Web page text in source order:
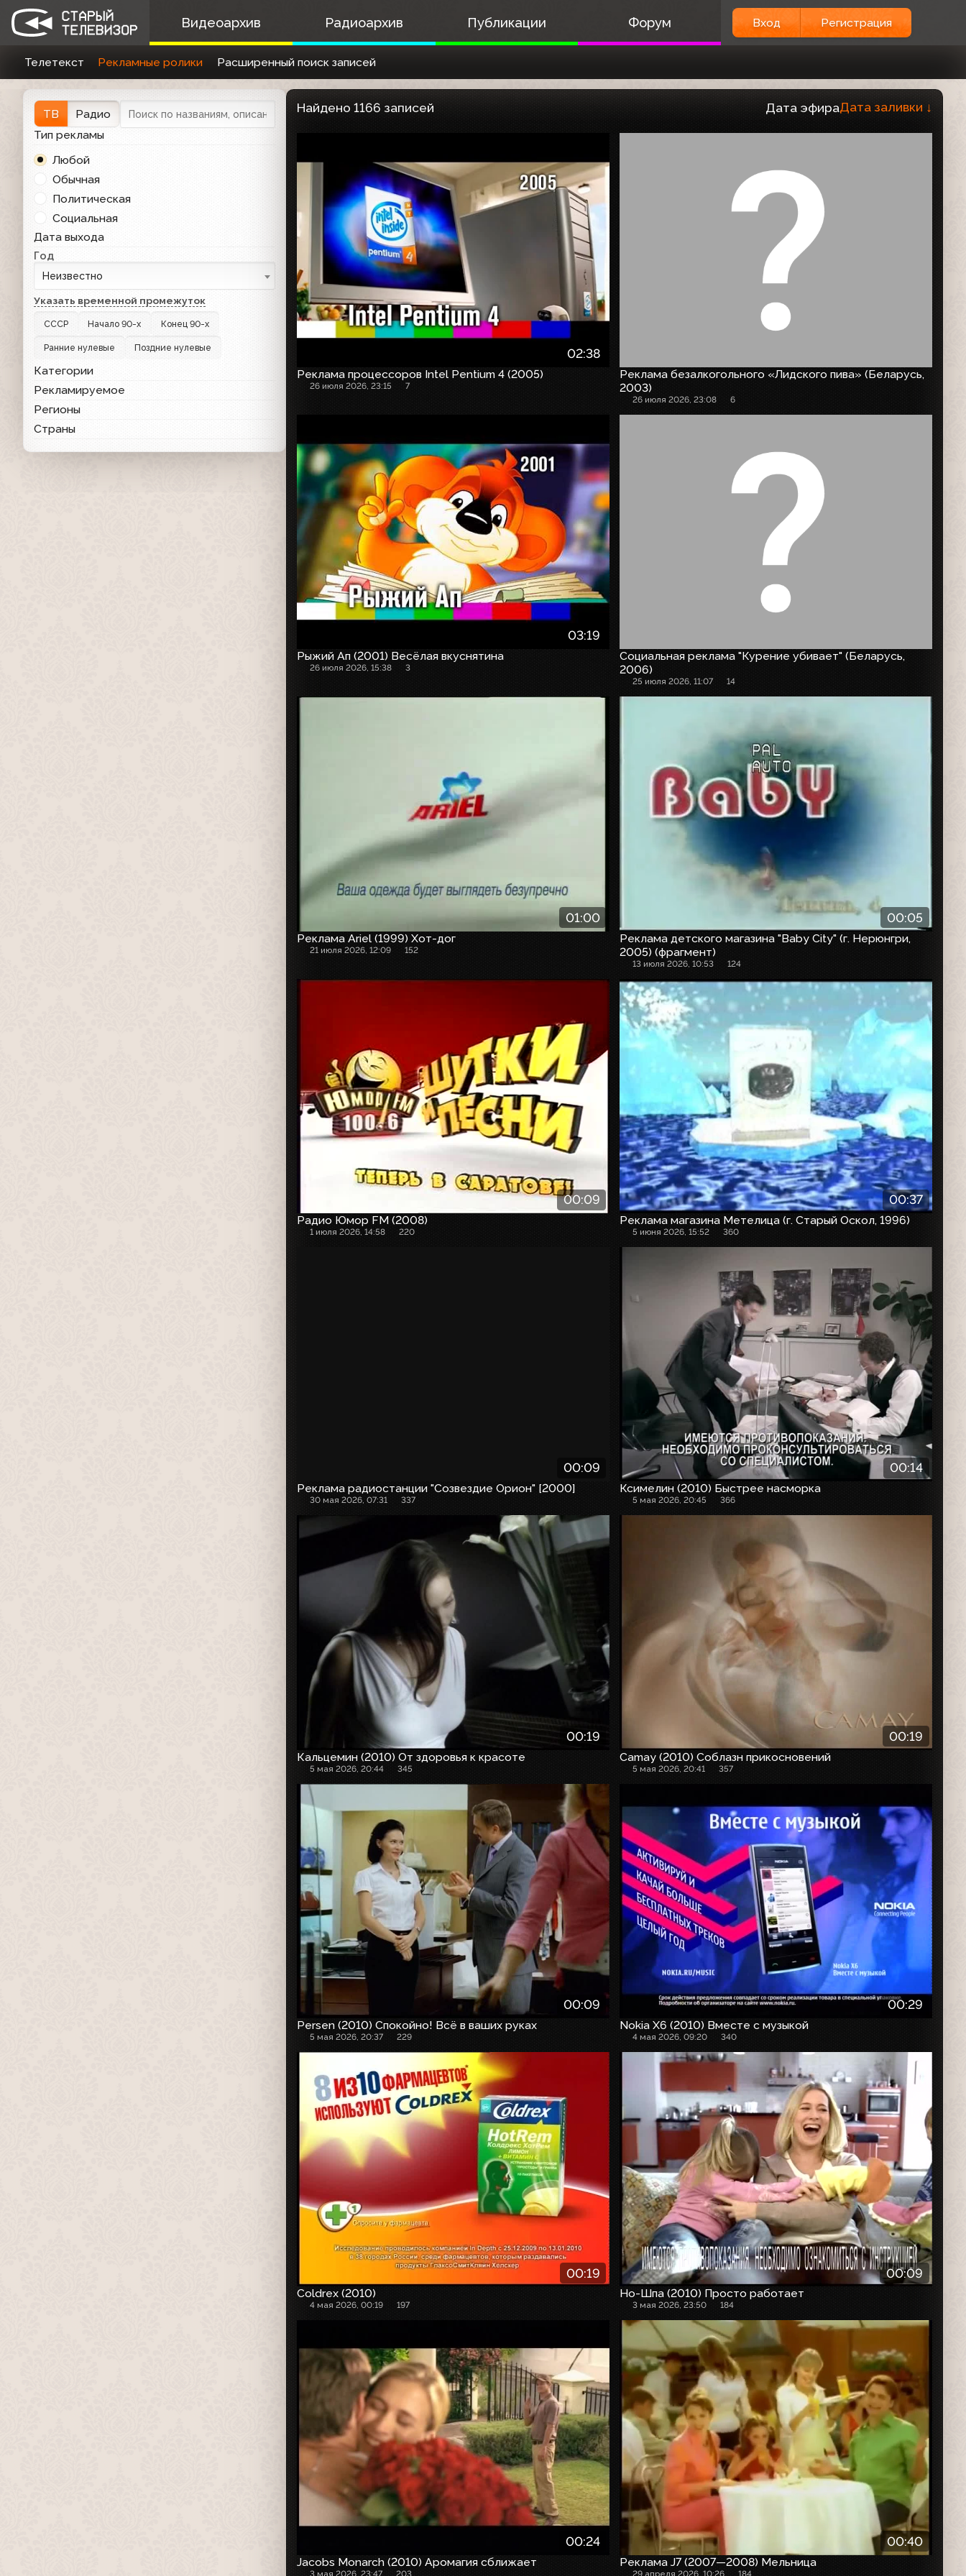
Видеоархив Радиоархив Публикации Форум Вход Регистрация
Телетекст Рекламные ролики Расширенный поиск записей
ТВ
Радио
Тип рекламы
Любой
Обычная
Политическая
Социальная
Дата выхода
Год
Неизвестно
Указать временной промежуток
СССР Начало 90-х Конец 90-х
Ранние нулевые Поздние нулевые
Категории
Рекламируемое
Регионы
Страны
Найдено 1166 записей Дата эфираДата заливки ↓
02:38
Реклама процессоров Intel Pentium 4 (2005)
26 июля 2026, 23:15 7
Реклама безалкогольного «Лидского пива» (Беларусь,
2003)
26 июля 2026, 23:08 6
03:19
Рыжий Ап (2001) Весёлая вкуснятина
26 июля 2026, 15:38 3
Социальная реклама "Курение убивает" (Беларусь,
2006)
25 июля 2026, 11:07 14
01:00
Реклама Ariel (1999) Хот-дог
21 июля 2026, 12:09 152
00:05
Реклама детского магазина "Baby City" (г. Нерюнгри,
2005) (фрагмент)
13 июля 2026, 10:53 124
00:09
Радио Юмор FM (2008)
1 июля 2026, 14:58 220
00:37
Реклама магазина Метелица (г. Старый Оскол, 1996)
5 июня 2026, 15:52 360
00:09
Реклама радиостанции "Созвездие Орион" [2000]
30 мая 2026, 07:31 337
00:14
Ксимелин (2010) Быстрее насморка
5 мая 2026, 20:45 366
00:19
Кальцемин (2010) От здоровья к красоте
5 мая 2026, 20:44 345
00:19
Camay (2010) Соблазн прикосновений
5 мая 2026, 20:41 357
00:09
Persen (2010) Спокойно! Всё в ваших руках
5 мая 2026, 20:37 229
00:29
Nokia X6 (2010) Вместе с музыкой
4 мая 2026, 09:20 340
00:19
Coldrex (2010)
4 мая 2026, 00:19 197
00:09
Но-Шпа (2010) Просто работает
3 мая 2026, 23:50 184
00:24
Jacobs Monarch (2010) Аромагия сближает
3 мая 2026, 23:47 203
00:40
Реклама J7 (2007—2008) Мельница
29 апреля 2026, 10:26 184